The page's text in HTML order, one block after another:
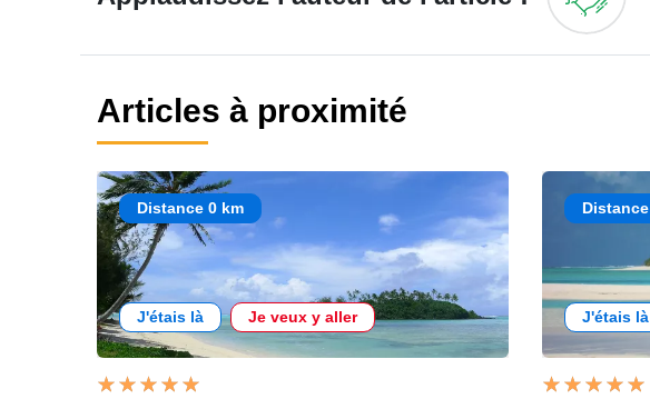
Articles à proximité
Distance 0 km
J'étais là Je veux y aller J'étais là